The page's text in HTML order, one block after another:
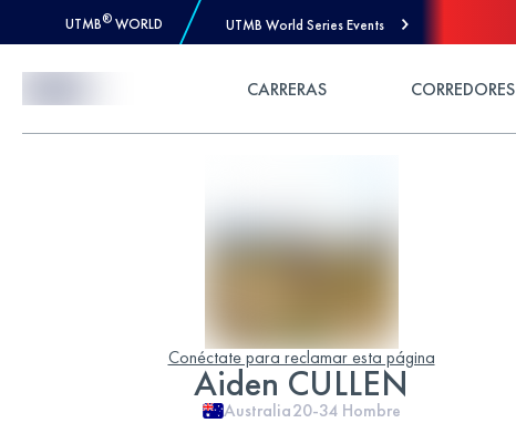
UTMB® WORLD UTMB World Series Events
CARRERAS CORREDORES
Conéctate para reclamar esta página
Aiden CULLEN
Australia20-34 Hombre